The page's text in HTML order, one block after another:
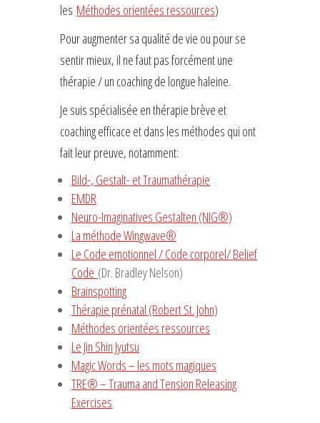
les Méthodes orientées ressources)
Pour augmenter sa qualité de vie ou pour se
sentir mieux, il ne faut pas forcément une
thérapie / un coaching de longue haleine.
Je suis spécialisée en thérapie brève et
coaching efficace et dans les méthodes qui ont
fait leur preuve, notamment:
Bild-, Gestalt- et Traumathérapie
EMDR
Neuro-Imaginatives Gestalten (NIG®)
La méthode Wingwave®
Le Code emotionnel / Code corporel/ Belief
Code (Dr. Bradley Nelson)
Brainspotting
Thérapie prénatal (Robert St. John)
Méthodes orientées ressources
Le Jin Shin Jyutsu
Magic Words – les mots magiques
TRE® – Trauma and Tension Releasing
Exercises